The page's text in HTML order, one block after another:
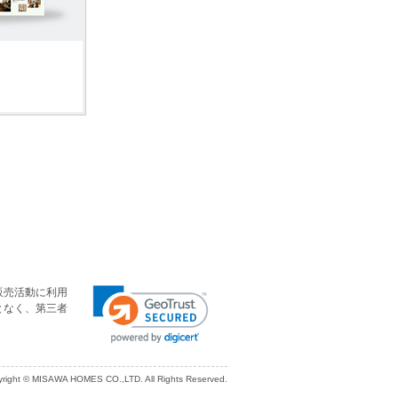
活動に利用
なく、第三者
© MISAWA HOMES CO.,LTD. All Rights Reserved.